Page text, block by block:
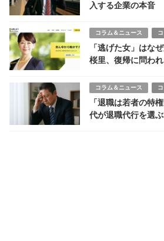
入する企業の本音
コラム＆ニュース
「逃げた女」はなぜ戻
桜里、復帰に問わ
コラム＆ニュース
「退職は若者の特
代が退職代行を選